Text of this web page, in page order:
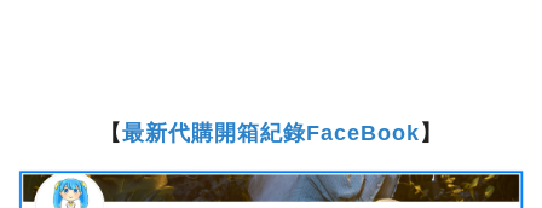
【最新代購開箱紀錄FaceBook 】